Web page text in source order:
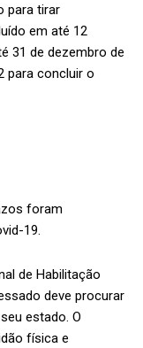
para tirar
em até 12
31 de dezembro de
para concluir o
foram
19.
de Habilitação
deve procurar
estado. O
física e